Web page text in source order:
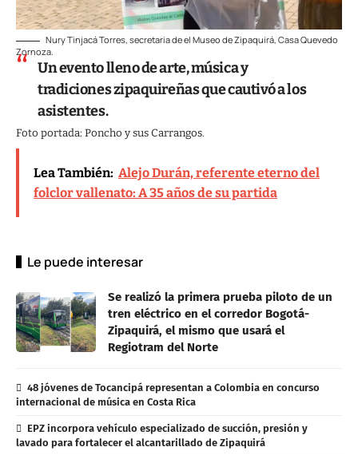
Nury Tinjacá Torres, secretaria de el Museo de Zipaquirá, Casa Quevedo
Zornoza.
Un evento lleno de arte, música y
tradiciones zipaquireñas que cautivó a los
asistentes.
Foto portada: Poncho y sus Carrangos.
Lea También: Alejo Durán, referente eterno del
folclor vallenato: A 35 años de su partida
Le puede interesar
Se realizó la primera prueba piloto de un
tren eléctrico en el corredor Bogotá-
Zipaquirá, el mismo que usará el
Regiotram del Norte
48 jóvenes de Tocancipá representan a Colombia en concurso
internacional de música en Costa Rica
EPZ incorpora vehículo especializado de succión, presión y
lavado para fortalecer el alcantarillado de Zipaquirá